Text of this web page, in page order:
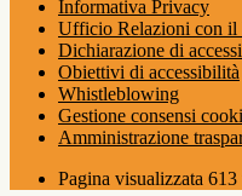
Informativa Privacy
Ufficio Relazioni con il
Dichiarazione di
Obiettivi di accessibilità
Whistleblowing
Gestione consensi
Amministrazione
Pagina visualizzata 613